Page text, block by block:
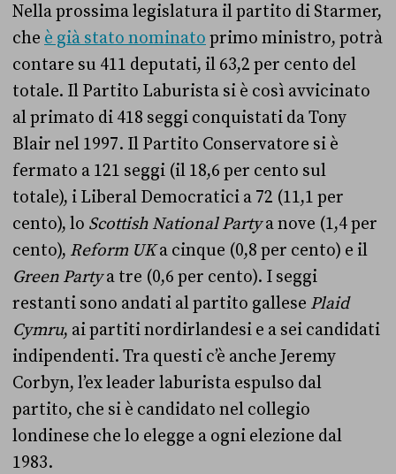
Nella prossima legislatura il partito di Starmer,
che è già stato nominato primo ministro, potrà
contare su 411 deputati, il 63,2 per cento del
totale. Il Partito Laburista si è così avvicinato
al primato di 418 seggi conquistati da Tony
Blair nel 1997. Il Partito Conservatore si è
fermato a 121 seggi (il 18,6 per cento sul
totale), i Liberal Democratici a 72 (11,1 per
cento), lo Scottish National Partya nove (1,4 per
cento), Reform UKa cinque (0,8 per cento) e il
Green Partya tre (0,6 per cento). I seggi
restanti sono andati al partito gallese Plaid
Cymru, ai partiti nordirlandesi e a sei candidati
indipendenti. Tra questi c’è anche Jeremy
Corbyn, l’ex leader laburista espulso dal
partito, che si è candidato nel collegio
londinese che lo elegge a ogni elezione dal
1983.